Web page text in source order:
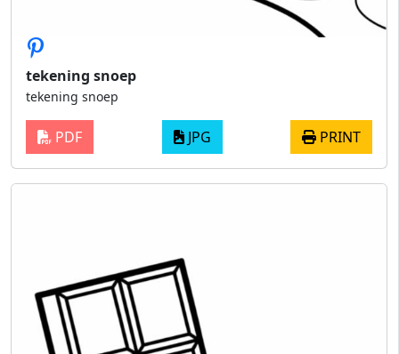
tekening snoep
tekening snoep
PDF JPG PRINT